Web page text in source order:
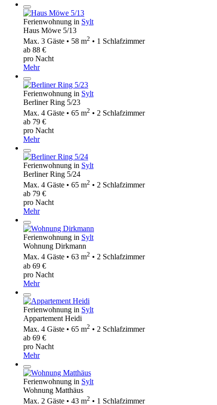
Ferienwohnung in Sylt
Haus Möwe 5/13
Max. 3 Gäste • 58 m2 • 1 Schlafzimmer
ab 88 €
pro Nacht
Mehr
Ferienwohnung in Sylt
Berliner Ring 5/23
Max. 4 Gäste • 65 m2 • 2 Schlafzimmer
ab 79 €
pro Nacht
Mehr
Ferienwohnung in Sylt
Berliner Ring 5/24
Max. 4 Gäste • 65 m2 • 2 Schlafzimmer
ab 79 €
pro Nacht
Mehr
Ferienwohnung in Sylt
Wohnung Dirkmann
Max. 4 Gäste • 63 m2 • 2 Schlafzimmer
ab 69 €
pro Nacht
Mehr
Ferienwohnung in Sylt
Appartement Heidi
Max. 4 Gäste • 65 m2 • 2 Schlafzimmer
ab 69 €
pro Nacht
Mehr
Ferienwohnung in Sylt
Wohnung Matthäus
Max. 2 Gäste • 43 m2 • 1 Schlafzimmer